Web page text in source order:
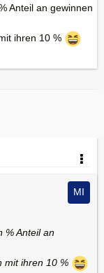
Anteil an gewinnen
ihren 10 %
% Anteil an
mit ihren 10 %